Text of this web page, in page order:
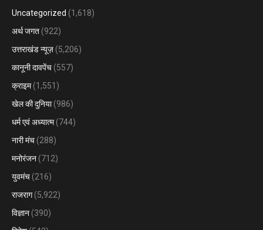
Uncategorized (1,618)
अर्थ जगत (922)
उत्तराखंड न्यूज़ (5,206)
कानूनी दावपेंच (557)
क्राइम(1,551)
खेल की दुनिया(986)
धर्म एवं अध्यात्म(744)
नारी मंच (288)
मनोरंजन (712)
युवमंच (216)
राजराग(5,922)
विज्ञान (390)